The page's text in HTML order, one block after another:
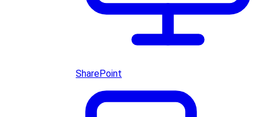
SharePoint